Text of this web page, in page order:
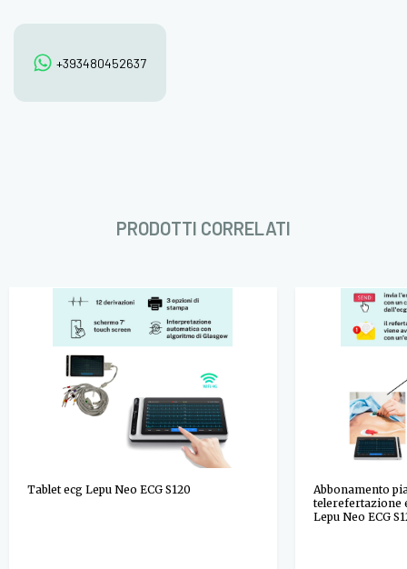
+393480452637
PRODOTTI CORRELATI
Tablet ecg Lepu Neo ECG S120
Abbonamento
telerefertazione
Lepu Neo ECG